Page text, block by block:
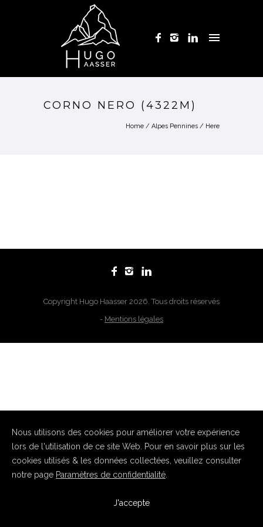
CORNO NERO (4322M)
Home / Alpes Pennines / Here
Copyright Hugo Haasser 2026. Tous droits réservés
- Mentions légales
Nous utilisons des cookies pour améliorer votre expérience
lors de l'utilisation de ce site Web. Pour en savoir plus sur les
cookies utilisés & les données collectées, veuillez consulter
notre page Paramètres de confidentialité
J'accepte